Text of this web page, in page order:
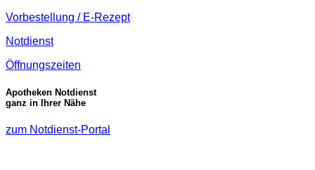
Vorbestellung / E-Rezept
Notdienst
Öffnungszeiten
Apotheken Notdienst
ganz in Ihrer Nähe
zum Notdienst-Portal